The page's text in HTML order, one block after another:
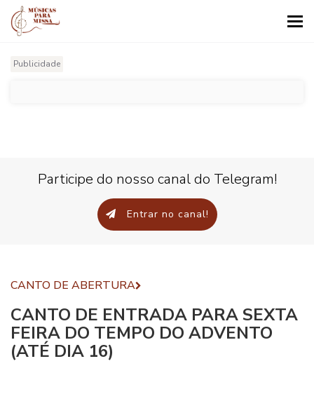
Publicidade
Participe do nosso canal do Telegram!
Entrar no canal!
CANTO DE ABERTURA
CANTO DE ENTRADA PARA SEXTA
FEIRA DO TEMPO DO ADVENTO
(ATÉ DIA 16)